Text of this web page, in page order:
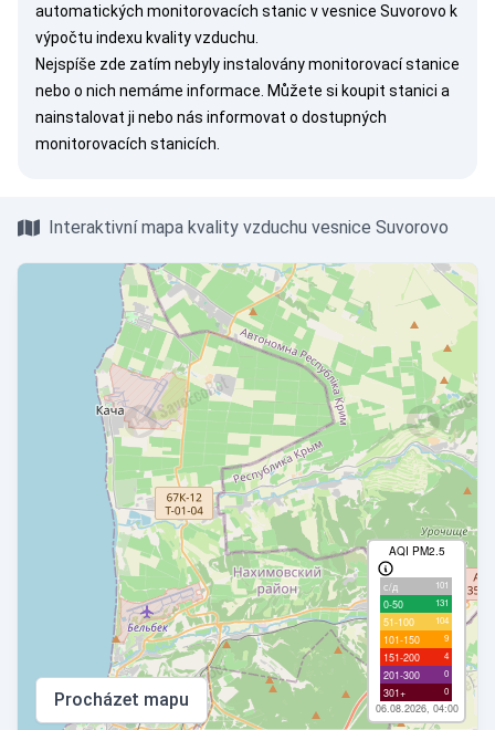
automatických monitorovacích stanic v vesnice Suvorovo k
výpočtu indexu kvality vzduchu.
Nejspíše zde zatím nebyly instalovány monitorovací stanice
nebo o nich nemáme informace. Můžete si koupit stanici a
nainstalovat ji nebo nás informovat o dostupných
monitorovacích stanicích.
Interaktivní mapa kvality vzduchu vesnice Suvorovo
AQI PM2.5
с/д 101
0-50 131
51-100 104
101-150 9
151-200 4
201-300 0
301+ 0
06.08.2026, 04:00
Procházet mapu